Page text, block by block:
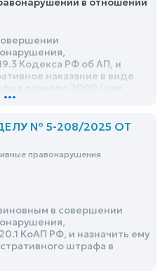
Кодекса РФ об АП, и
наказание в виде
...
№ 5-208/2025 ОТ
правонарушения
в совершении
КоАП РФ, и назначить ему
штрафа в